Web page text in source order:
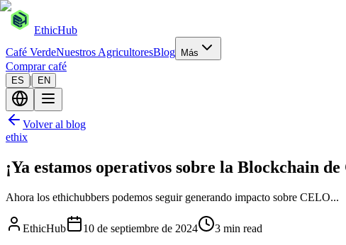
EthicHub
Café VerdeNuestros AgricultoresBlog Más
Comprar café
ES | EN
Volver al blog
ethix
¡Ya estamos operativos sobre la Blockchain
Ahora los ethichubbers podemos seguir generando impacto sobre CELO...
EthicHub 10 de septiembre de 2024
3 min read